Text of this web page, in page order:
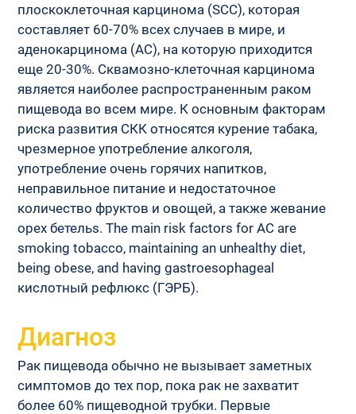
плоскоклеточная карцинома (SCC), которая
составляет 60-70% всех случаев в мире, и
аденокарцинома (AC), на которую приходится
еще 20-30%. Сквамозно-клеточная карцинома
является наиболее распространенным раком
пищевода во всем мире. К основным факторам
риска развития СКК относятся курение табака,
чрезмерное употребление алкоголя,
употребление очень горячих напитков,
неправильное питание и недостаточное
количество фруктов и овощей, а также жевание
орех бетельs. The main risk factors for AC are
smoking tobacco, maintaining an unhealthy diet,
being obese, and having gastroesophageal
кислотный рефлюкс (ГЭРБ).
Диагноз
Рак пищевода обычно не вызывает заметных
симптомов до тех пор, пока рак не захватит
более 60% пищеводной трубки. Первые